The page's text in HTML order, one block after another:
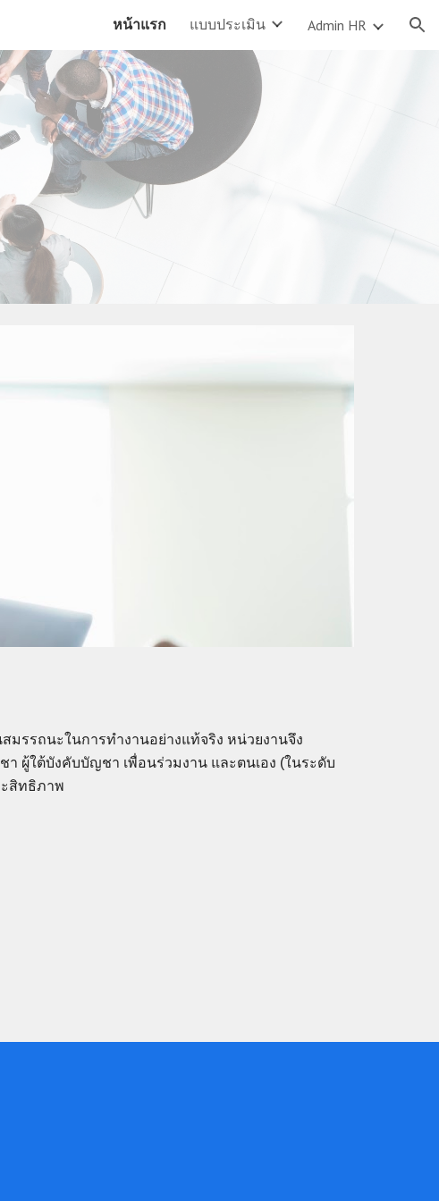
หน้าแรก แบบประเมิน Admin HR
มรรถนะในการทำงานอย่างแท้จริง หน่วยงานจึง
ผู้ใต้บังคับบัญชา เพื่อนร่วมงาน และตนเอง (ในระดับ
ะสิทธิภาพ